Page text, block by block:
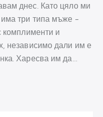
днес. Като цяло ми
три типа мъже -
комплименти и
независимо дали им е
Харесва им да…